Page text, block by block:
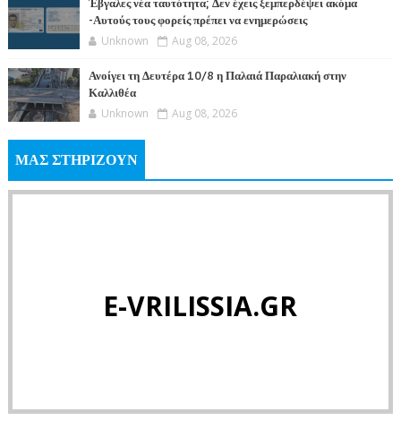
Έβγαλες νέα ταυτότητα; Δεν έχεις ξεμπερδέψει ακόμα
-Αυτούς τους φορείς πρέπει να ενημερώσεις
Unknown Aug 08, 2026
Ανοίγει τη Δευτέρα 10/8 η Παλαιά Παραλιακή στην
Καλλιθέα
Unknown Aug 08, 2026
ΜΑΣ ΣΤΗΡΙΖΟΥΝ
E-VRILISSIA.GR